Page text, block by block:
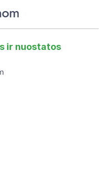
ir nuostatos